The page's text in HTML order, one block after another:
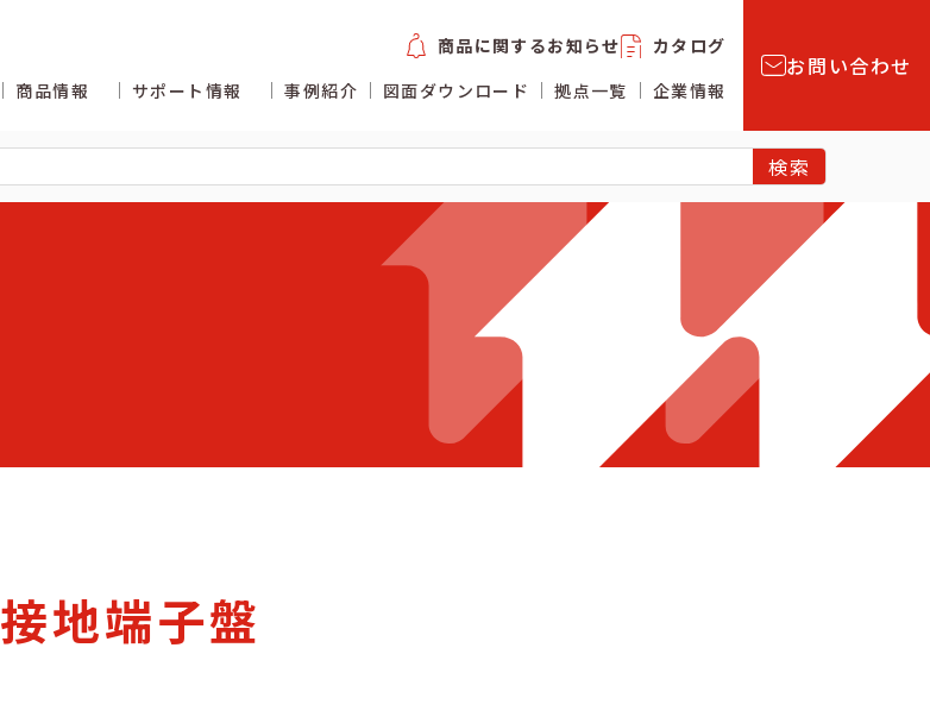
商品に関するお知らせ
カタログ
商品情報
サポート情報
事例紹介 図面ダウンロード 拠点一覧 企業情報
お問い合わせ
接地端子盤